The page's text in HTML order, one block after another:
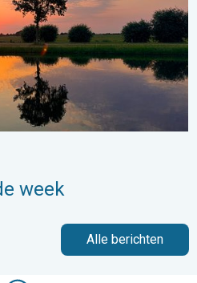
week
Alle berichten